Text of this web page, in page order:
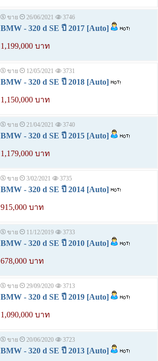
ขาย 26/06/2021 3746
BMW - 320 d SE ปี 2017 [Auto]
1,199,000 บาท
ขาย 12/05/2021 3731
BMW - 320 d SE ปี 2018 [Auto]
1,150,000 บาท
ขาย 21/04/2021 3740
BMW - 320 d SE ปี 2015 [Auto]
1,179,000 บาท
ขาย 3/02/2021 3735
BMW - 320 d SE ปี 2014 [Auto]
915,000 บาท
ขาย 11/12/2019 3733
BMW - 320 d SE ปี 2010 [Auto]
678,000 บาท
ขาย 29/09/2020 3713
BMW - 320 d SE ปี 2019 [Auto]
1,090,000 บาท
ขาย 20/06/2020 3723
BMW - 320 d SE ปี 2013 [Auto]